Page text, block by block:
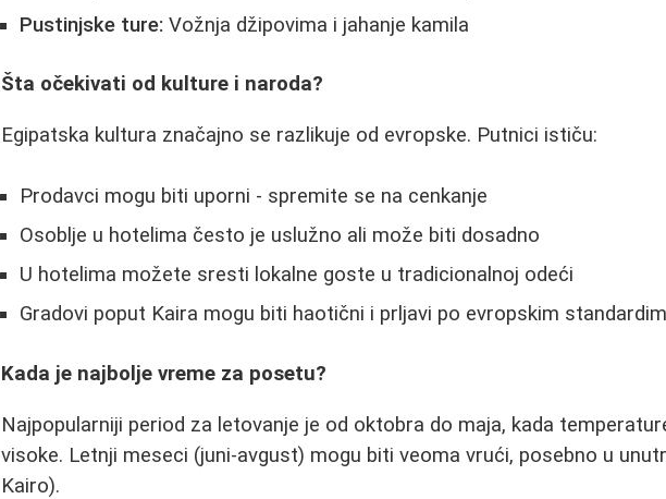
Pustinjske ture: Vožnja džipovima i jahanje kamila
Šta očekivati od kulture i naroda?
Egipatska kultura značajno se razlikuje od evropske. Putnici ističu:
Prodavci mogu biti uporni - spremite se na cenkanje
Osoblje u hotelima često je uslužno ali može biti dosadno
U hotelima možete sresti lokalne goste u tradicionalnoj odeći
Gradovi poput Kaira mogu biti haotični i prljavi po evropskim
Kada je najbolje vreme za posetu?
Najpopularniji period za letovanje je od oktobra do maja, kada
visoke. Letnji meseci (juni-avgust) mogu biti veoma vrući, posebno u
Kairo).